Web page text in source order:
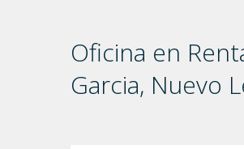
Oficina en
Garci­a, Nuevo